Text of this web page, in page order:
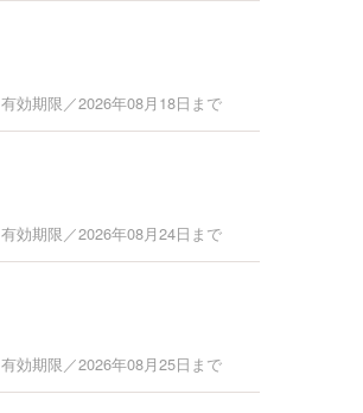
有効期限／2026年08月18日まで
有効期限／2026年08月24日まで
有効期限／2026年08月25日まで